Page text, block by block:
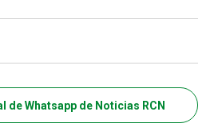
de Whatsapp de Noticias RCN